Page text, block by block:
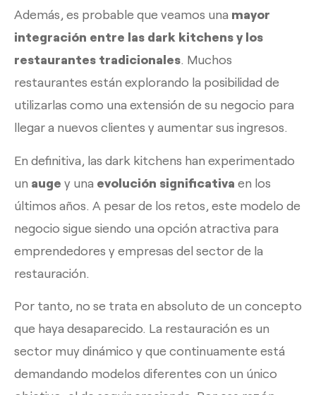
Además, es probable que veamos una mayor
integración entre las dark kitchens y los
restaurantes tradicionales. Muchos
restaurantes están explorando la posibilidad de
utilizarlas como una extensión de su negocio para
llegar a nuevos clientes y aumentar sus ingresos.
En definitiva, las dark kitchens han experimentado
un auge y una evolución significativa en los
últimos años. A pesar de los retos, este modelo de
negocio sigue siendo una opción atractiva para
emprendedores y empresas del sector de la
restauración.
Por tanto, no se trata en absoluto de un concepto
que haya desaparecido. La restauración es un
sector muy dinámico y que continuamente está
demandando modelos diferentes con un único